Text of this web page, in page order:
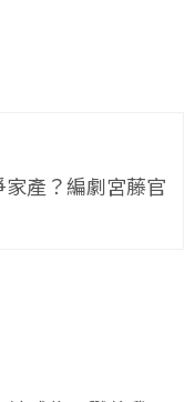
家產？編劇宮藤官